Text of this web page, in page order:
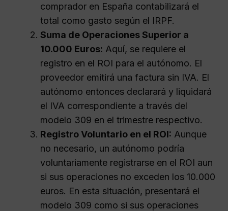
comprador en España contabilizará el
total como gasto según el IRPF.
Suma de Operaciones Superior a
10.000 Euros: Aquí, se requiere el
registro en el ROI para el autónomo. El
proveedor emitirá una factura sin IVA. El
autónomo entonces declarará y liquidará
el IVA correspondiente a través del
modelo 309 en el trimestre respectivo.
Registro Voluntario en el ROI: Aunque
no necesario, un autónomo podría
voluntariamente registrarse en el ROI aun
si sus operaciones no exceden los 10.000
euros. En esta situación, presentará el
modelo 309 como si sus operaciones